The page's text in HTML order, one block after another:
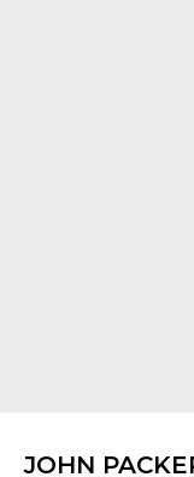
JOHN